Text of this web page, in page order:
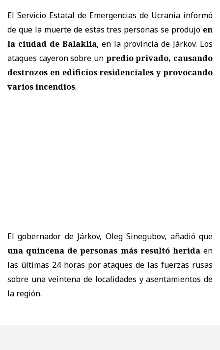
El Servicio Estatal de Emergencias de Ucrania informó
de que la muerte de estas tres personas se produjo en
la ciudad de Balaklia, en la provincia de Járkov. Los
ataques cayeron sobre un predio privado, causando
destrozos en edificios residenciales y provocando
varios incendios.
El gobernador de Járkov, Oleg Sinegubov, añadió que
una quincena de personas más resultó heridaen
las últimas 24 horas por ataques de las fuerzas rusas
sobre una veintena de localidades y asentamientos de
la región.